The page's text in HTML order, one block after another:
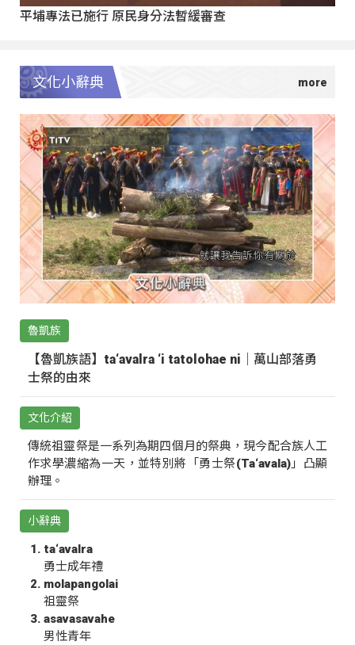
平埔專法已施行 原民身分法暫緩審查
文化小辭典
魯凱族
【魯凱族語】ta‘avalra ‘i tatolohae ni｜萬山部落勇
士祭的由來
文化介紹
傳統祖靈祭是一系列為期四個月的祭典，現今配合族人工
作求學濃縮為一天，並特別將「勇士祭(Ta‘avala)」凸顯
辦理。
小辭典
ta‘avalra
勇士成年禮
molapangolai
祖靈祭
asavasavahe
男性青年